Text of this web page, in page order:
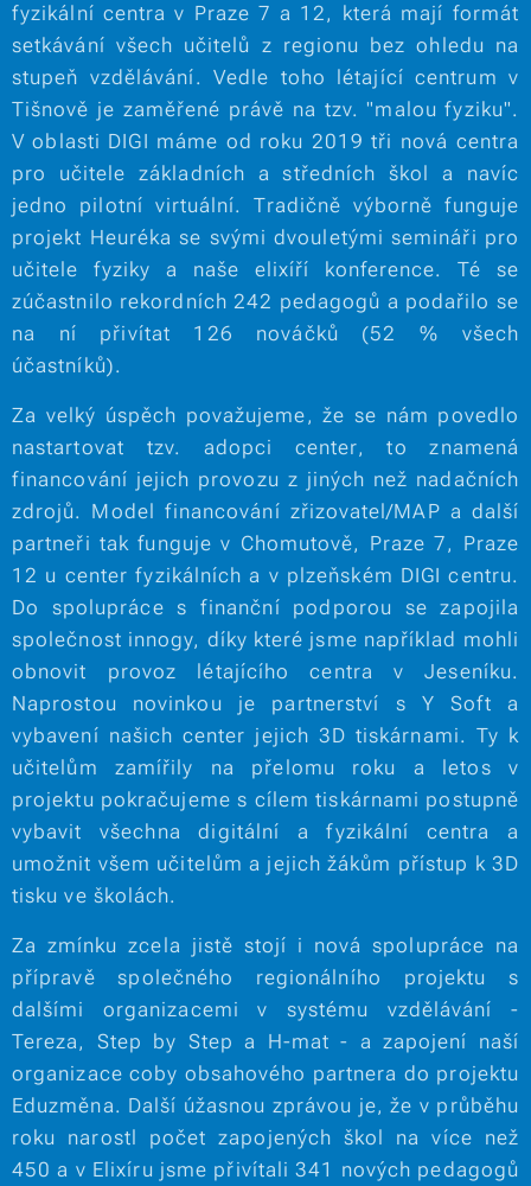
fyzikální centra v Praze 7 a 12, která mají formát
setkávání všech učitelů z regionu bez ohledu na
stupeň vzdělávání. Vedle toho létající centrum v
Tišnově je zaměřené právě na tzv. "malou fyziku".
V oblasti DIGI máme od roku 2019 tři nová centra
pro učitele základních a středních škol a navíc
jedno pilotní virtuální. Tradičně výborně funguje
projekt Heuréka se svými dvouletými semináři pro
učitele fyziky a naše elixíří konference. Té se
zúčastnilo rekordních 242 pedagogů a podařilo se
na ní přivítat 126 nováčků (52 % všech
účastníků).
Za velký úspěch považujeme, že se nám povedlo
nastartovat tzv. adopci center, to znamená
financování jejich provozu z jiných než nadačních
zdrojů. Model financování zřizovatel/MAP a další
partneři tak funguje v Chomutově, Praze 7, Praze
12 u center fyzikálních a v plzeňském DIGI centru.
Do spolupráce s finanční podporou se zapojila
společnost innogy, díky které jsme například mohli
obnovit provoz létajícího centra v Jeseníku.
Naprostou novinkou je partnerství s Y Soft a
vybavení našich center jejich 3D tiskárnami. Ty k
učitelům zamířily na přelomu roku a letos v
projektu pokračujeme s cílem tiskárnami postupně
vybavit všechna digitální a fyzikální centra a
umožnit všem učitelům a jejich žákům přístup k 3D
tisku ve školách.
Za zmínku zcela jistě stojí i nová spolupráce na
přípravě společného regionálního projektu s
dalšími organizacemi v systému vzdělávání -
Tereza, Step by Step a H-mat - a zapojení naší
organizace coby obsahového partnera do projektu
Eduzměna. Další úžasnou zprávou je, že v průběhu
roku narostl počet zapojených škol na více než
450 a v Elixíru jsme přivítali 341 nových pedagogů